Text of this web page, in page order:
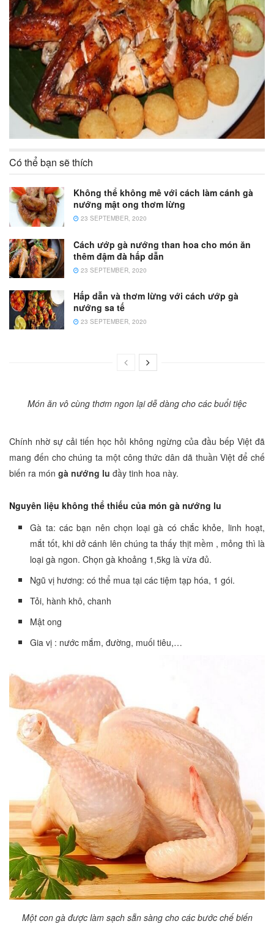
Có thể bạn sẽ thích
Không thể không mê với cách làm cánh gà
nướng mật ong thơm lừng
23 SEPTEMBER, 2020
Cách ướp gà nướng than hoa cho món ăn
thêm đậm đà hấp dẫn
23 SEPTEMBER, 2020
Hấp dẫn và thơm lừng với cách ướp gà
nướng sa tế
23 SEPTEMBER, 2020
Món ăn vô cùng thơm ngon lại dễ dàng cho các buổi tiệc
Chính nhờ sự cải tiến học hỏi không ngừng của đầu bếp Việt đã
mang đến cho chúng ta một công thức dân dã thuần Việt để chế
biến ra món gà nướng lu đầy tinh hoa này.
Nguyên liệu không thể thiếu của món gà nướng lu
Gà ta: các bạn nên chọn loại gà có chắc khỏe, linh hoạt,
mắt tốt, khi dở cánh lên chúng ta thấy thịt mềm , mỏng thì là
loại gà ngon. Chọn gà khoảng 1,5kg là vừa đủ.
Ngũ vị hương: có thể mua tại các tiệm tạp hóa, 1 gói.
Tỏi, hành khô, chanh
Mật ong
Gia vị : nước mắm, đường, muối tiêu,…
Một con gà được làm sạch sẵn sàng cho các bước chế biến